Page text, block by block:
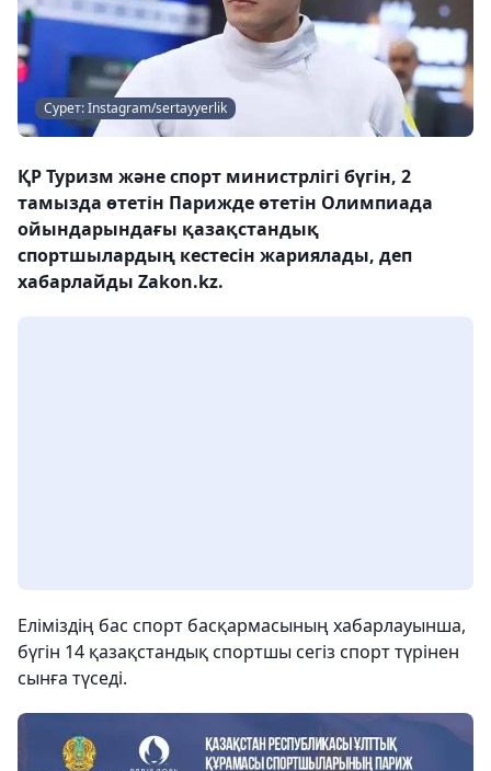
Сурет: Instagram/sertayyerlik
ҚР Туризм және спорт министрлігі бүгін, 2
тамызда өтетін Парижде өтетін Олимпиада
ойындарындағы қазақстандық
спортшылардың кестесін жариялады, деп
хабарлайды Zakon.kz.
Еліміздің бас спорт басқармасының хабарлауынша,
бүгін 14 қазақстандық спортшы сегіз спорт түрінен
сынға түседі.